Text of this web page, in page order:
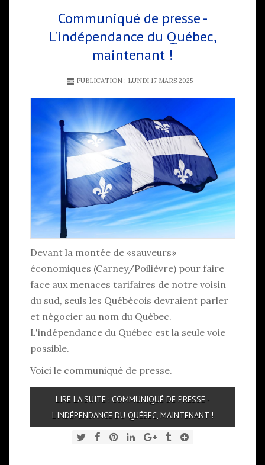
Communiqué de presse -
L'indépendance du Québec,
maintenant !
PUBLICATION : LUNDI 17 MARS 2025
Devant la montée de «sauveurs»
économiques (Carney/Poilièvre) pour faire
face aux menaces tarifaires de notre voisin
du sud, seuls les Québécois devraient parler
et négocier au nom du Québec.
L'indépendance du Québec est la seule voie
possible.
Voici le communiqué de presse.
LIRE LA SUITE : COMMUNIQUÉ DE PRESSE -
L'INDÉPENDANCE DU QUÉBEC, MAINTENANT !